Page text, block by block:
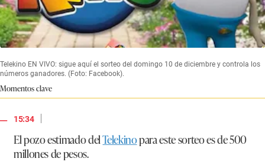
Telekino EN VIVO: sigue aquí el sorteo del domingo 10 de diciembre y controla los
números ganadores. (Foto: Facebook).
Momentos clave
15:34
|
El pozo estimado delTelekinopara este sorteo es de 500
millones de pesos.